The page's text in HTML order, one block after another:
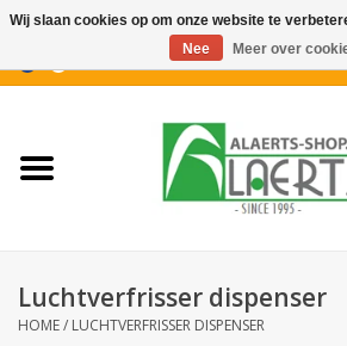
Nieuwigheden
Koffiekoekjes
Luchtverfrisser dispenser
HOME/ LUCHTVERFRISSER DISPENSER
Wij slaan cookies op om onze website te
Nee
Meer over